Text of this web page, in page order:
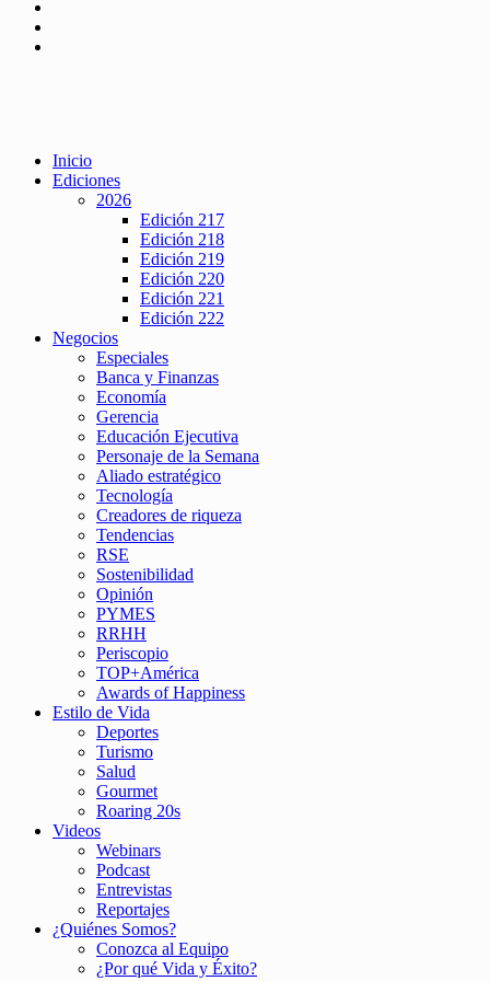
Inicio
Ediciones
2026
Edición 217
Edición 218
Edición 219
Edición 220
Edición 221
Edición 222
Negocios
Especiales
Banca y Finanzas
Economía
Gerencia
Educación Ejecutiva
Personaje de la Semana
Aliado estratégico
Tecnología
Creadores de riqueza
Tendencias
RSE
Sostenibilidad
Opinión
PYMES
RRHH
Periscopio
TOP+América
Awards of Happiness
Estilo de Vida
Deportes
Turismo
Salud
Gourmet
Roaring 20s
Videos
Webinars
Podcast
Entrevistas
Reportajes
¿Quiénes Somos?
Conozca al Equipo
¿Por qué Vida y Éxito?